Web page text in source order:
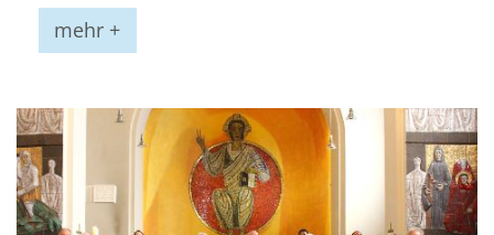
mehr +